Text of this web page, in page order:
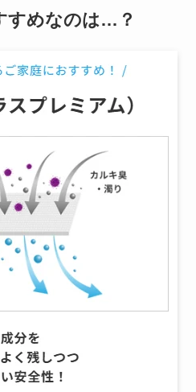
すめなのは…？